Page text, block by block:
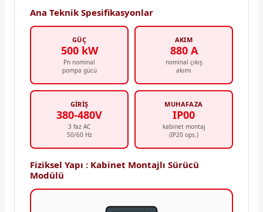
Ana Teknik Spesifikasyonlar
GÜÇ
500 kW
Pn nominal
pompa gücü
AKIM
880 A
nominal çıkış
akımı
GIRIŞ
380-480V
3 faz AC
50/60 Hz
MUHAFAZA
IP00
kabinet montaj
(IP20 ops.)
Fiziksel Yapı : Kabinet Montajlı Sürücü
Modülü